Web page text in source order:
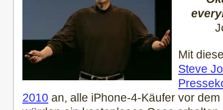
Mit
Steve
2010 an, alle iPhone-4-Käufer vor